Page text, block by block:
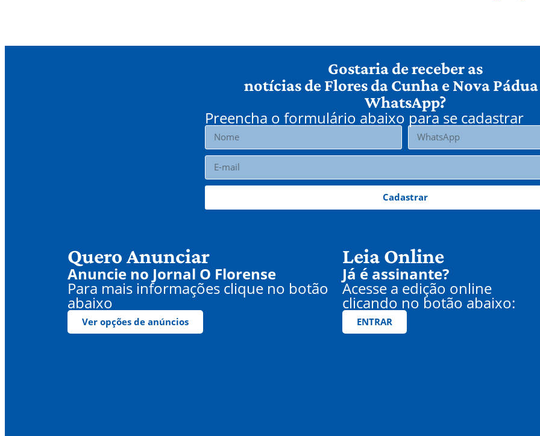
Gostaria de receber as
notícias de Flores da Cunha e Nova
WhatsApp?
Preencha o formulário abaixo para se cadastrar
Cadastrar
Quero Anunciar
Anuncie no Jornal O Florense
Para mais informações clique no botão
abaixo
Ver opções de anúncios
Leia Online
Já é assinante?
Acesse a edição online
clicando no botão abaixo:
ENTRAR